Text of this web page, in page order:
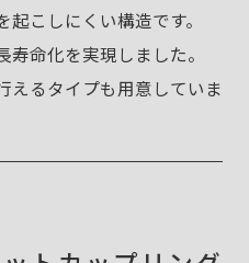
こしにくい構造です。
命化を実現しました。
るタイプも用意していま